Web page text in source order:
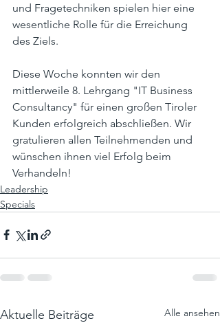
und Fragetechniken spielen hier eine
wesentliche Rolle für die Erreichung
des Ziels.
Diese Woche konnten wir den
mittlerweile 8. Lehrgang "IT Business
Consultancy" für einen großen Tiroler
Kunden erfolgreich abschließen. Wir
gratulieren allen Teilnehmenden und
wünschen ihnen viel Erfolg beim
Verhandeln!
Leadership
Specials
Aktuelle Beiträge Alle ansehen